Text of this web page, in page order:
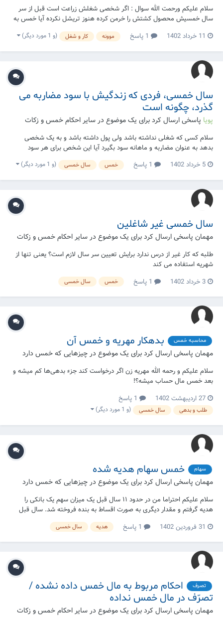
سلام علیکم ورحمت الله سوال : اگر شخصی شغلش زراعت است قبل از سر
سال خمسیش محصول کشتش را خرمن کرده هنوز تریشل نکرده آیا خمس به
11 خرداد 1402 موونه کار و شغل (و 1 مورد دیگر)
سال خمسی، فردی که زندگیش با سود مضاربه می
گذرد، چگونه است
پویا پاسخی ارسال کرد برای یک موضوع در سایر احکام خمس و زکات
سلام کسی که‌ شغلی نداشته باشد ولی پول داشته باشد و به یک شخصی
بدهد به عنوان مضاربه و ماهانه سود بگیرد آیا این شخص برای هر سود
مضاربه می‌ تواند سال خمسی جداگانه ای قرار بدهد یا اینکه اولین ماه که سود
مضاربه را دریافت کرد سال خمسی محسوب می شود؟
5 خرداد 1402 خمس سال خمسی (و 1 مورد دیگر)
سال خمسی غیر شاغلین
مهمان پاسخی ارسال کرد برای یک موضوع در سایر احکام خمس و زکات
طلبه که کار غیر از درس ندارد برایش تعیین سر سال لازم است؟ یعنی تنها از
شهریه استفاده می کند
3 خرداد 1402
خمس سال خمسی
محاسبه خمس بدهکار مهریه و خمس آن
مهمان پاسخی ارسال کرد برای یک موضوع درچیزهایی که خمس دارد
سلام علیکم و رحمه الله مهریه زن اگر درخواست کند جزء بدهی‌ها کم میشه و
بعد خمس مال حساب میشه؟!
27 اردیبهشت 1402
طلب و بدهی سال خمسی (و 1 مورد دیگر)
سهام خمس سهام هدیه شده
مهمان پاسخی ارسال کرد برای یک موضوع در چیزهایی که خمس دارد
سلام علیکم احتراما من در حدود ۱۱ سال قبل یک میزان سهم یک بانکی را
هدیه گرفتم و مقدار دیگری به صورت اقساط به بنده فروخته شد. سال قبل
برای عوض کردن منزل یادم آمد که این سهم ها را دارم و اقدام به فروش
کردم. منزل کوچک بود و در شأن بنده نبود و باید تبدیل به احسن می کردم آیا
به اون...
31 فروردین 1402 هدیه سال خمسی
تصرف
احکام مربوط به مال خمس داده نشده /
تصرّف در مال خمس نداده
مهمان پاسخی ارسال کرد برای یک موضوع در سایر احکام خمس و زکات